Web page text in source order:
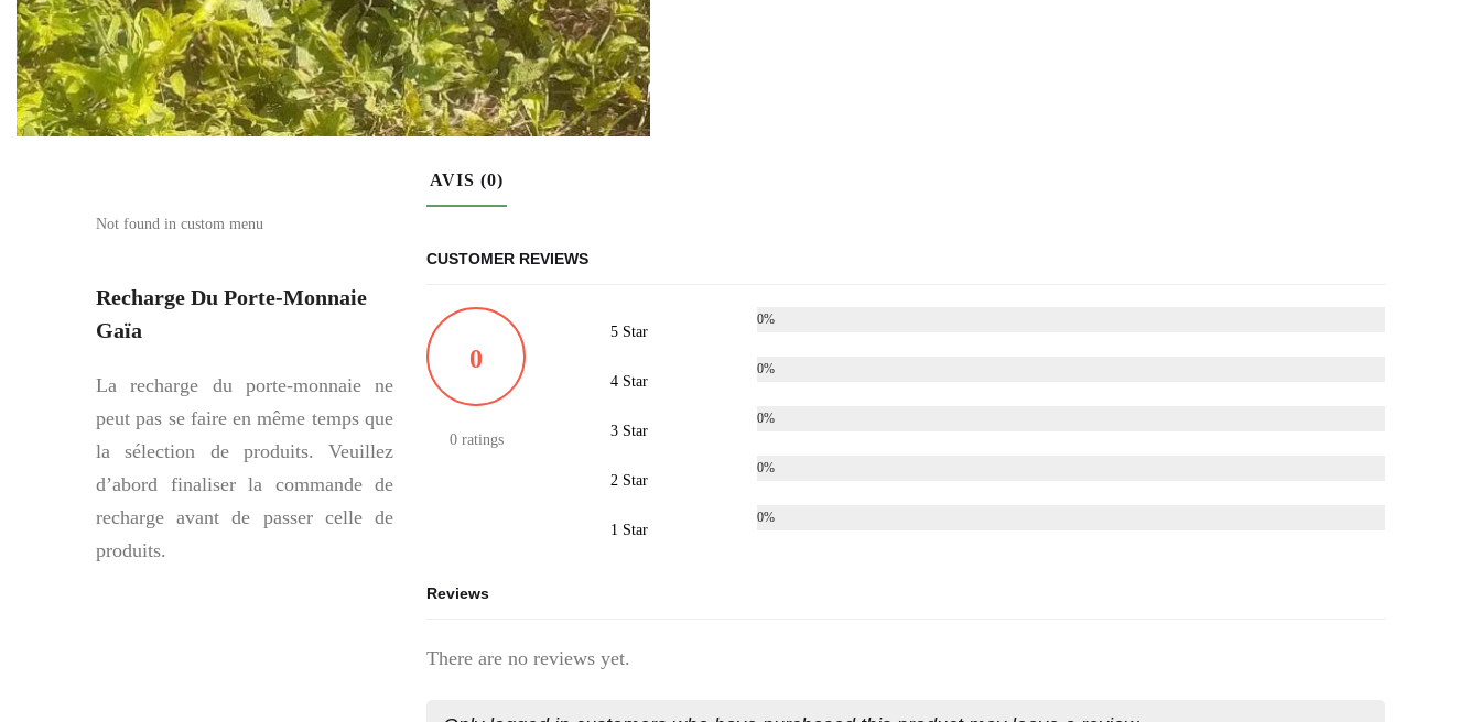
AVIS (0)
CUSTOMER REVIEWS
0
0 ratings
5 Star
0%
4 Star
0%
3 Star
0%
2 Star
0%
1 Star
0%
Reviews
There are no reviews yet.
Not found in custom menu
Recharge Du Porte-Monnaie
Gaïa
La recharge du porte-monnaie ne
peut pas se faire en même temps que
la sélection de produits. Veuillez
d’abord finaliser la commande de
recharge avant de passer celle de
produits.